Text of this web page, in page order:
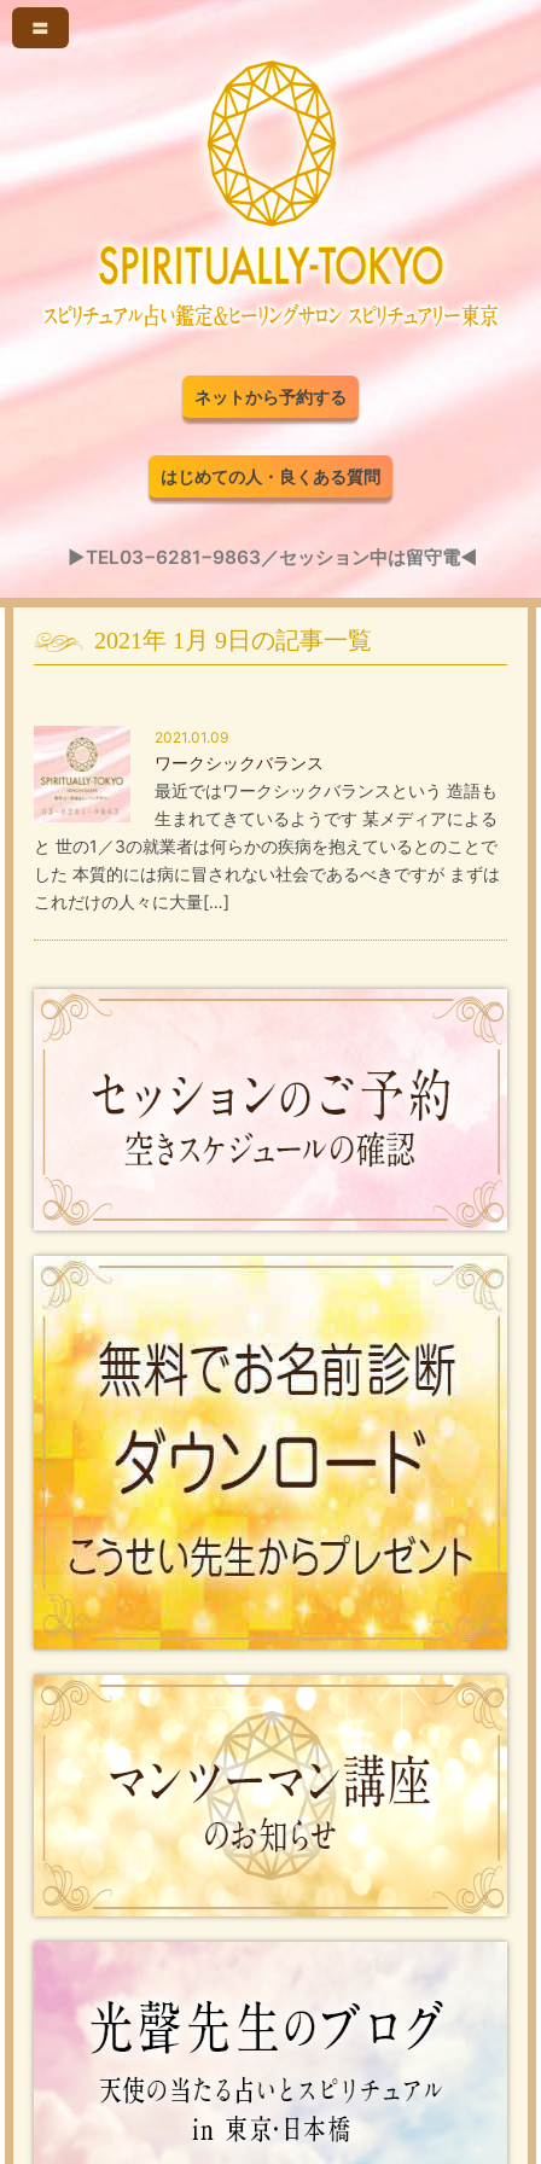
〓
ネットから予約する
はじめての人・良くある質問
▶TEL03−6281−9863／セッション中は留守電◀
2021年 1月 9日の記事一覧
2021.01.09
ワークシックバランス
最近ではワークシックバランスという 造語も
生まれてきているようです 某メディアによる
と 世の1／3の就業者は何らかの疾病を抱えているとのことで
した 本質的には病に冒されない社会であるべきですが まずは
これだけの人々に大量[…]